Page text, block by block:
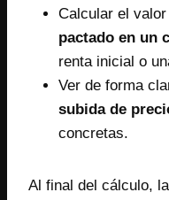
Calcular el
pactado en un
renta inicial o
Ver de forma
subida de
concretas.
Al final del cálculo,